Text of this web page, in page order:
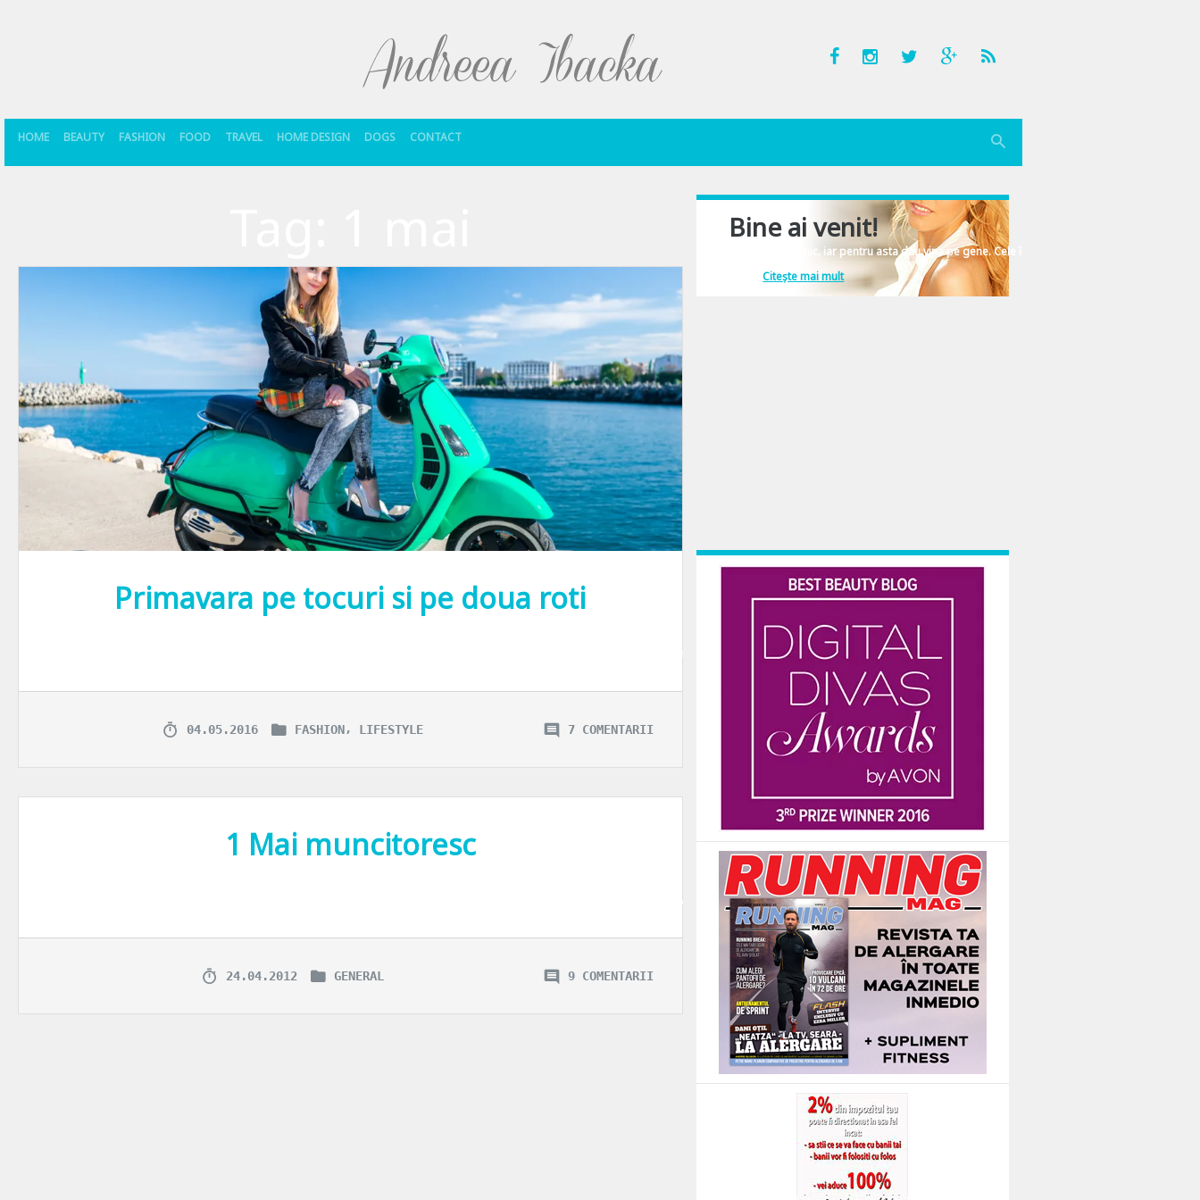
HOME BEAUTY FASHION FOOD TRAVEL HOME DESIGN DOGS CONTACT
Primavara pe tocuri si pe doua roti
Na belea… ca am facut o nebunie! Una new entry, asa cum nu s-a mai intalnit pe jurnalul meu de bord. Mi-am luat scuter! Pam – pam! 🙂 Un VESPA S.H., verde menta. Foc de simpatic, daca ar fi sa ma intrebi pe mine.
04.05.2016 FASHION, LIFESTYLE 7 COMENTARII
1 Mai muncitoresc
An de an, in prima zi a lui Mai sarbatorim “ziua muncii”. Traditia are legatura cu protestele de strada din Statele Unite ale Americii de acum aproape 130 de ani, in urma carora ziua de munca a fost redusa la 8 ore fara
24.04.2012 GENERAL 9 COMENTARII
Bine ai venit!
Îmi place să comunic, iar pentru asta dau vina pe gene. Cele înscrise în ADN-ul femeiesc.
Citește mai mult